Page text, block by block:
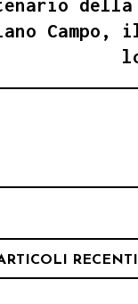
Campo,
RECENTI